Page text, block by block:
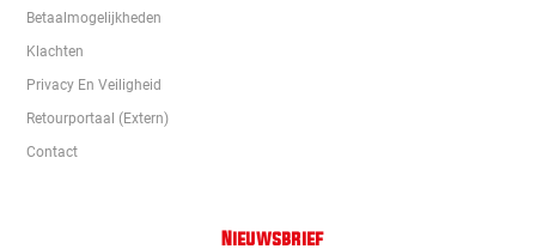
Betaalmogelijkheden
Klachten
Privacy En Veiligheid
Retourportaal (extern)
Contact
Nieuwsbrief